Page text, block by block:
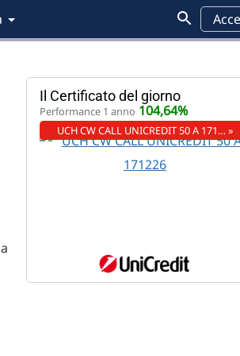
Il Certificato del giorno
Performance 1 anno 104,64%
UCH CW CALL UNICREDIT 50 A 171… »